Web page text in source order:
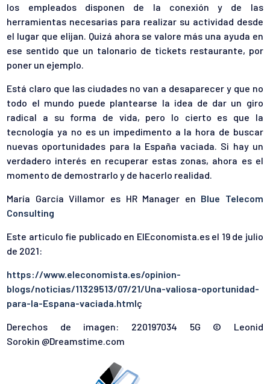
los empleados disponen de la conexión y de las
herramientas necesarias para realizar su actividad desde
el lugar que elijan. Quizá ahora se valore más una ayuda en
ese sentido que un talonario de tickets restaurante, por
poner un ejemplo.
Está claro que las ciudades no van a desaparecer y que no
todo el mundo puede plantearse la idea de dar un giro
radical a su forma de vida, pero lo cierto es que la
tecnología ya no es un impedimento a la hora de buscar
nuevas oportunidades para la España vaciada. Si hay un
verdadero interés en recuperar estas zonas, ahora es el
momento de demostrarlo y de hacerlo realidad.
María García Villamor es HR Manager en Blue Telecom
Consulting
Este articulo fie publicado en ElEconomista.es el 19 de julio
de 2021:
https://www.eleconomista.es/opinion-
blogs/noticias/11329513/07/21/Una-valiosa-oportunidad-
para-la-Espana-vaciada.htmlç
Derechos de imagen: 220197034 5G © Leonid
Sorokin @Dreamstime.com